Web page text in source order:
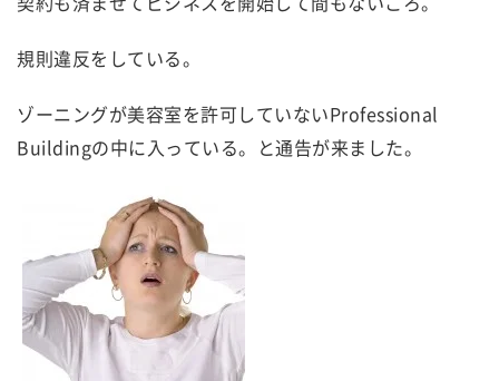
規則違反をしている。
ゾーニングが美容室を許可していないProfessional
Buildingの中に入っている。と通告が来ました。